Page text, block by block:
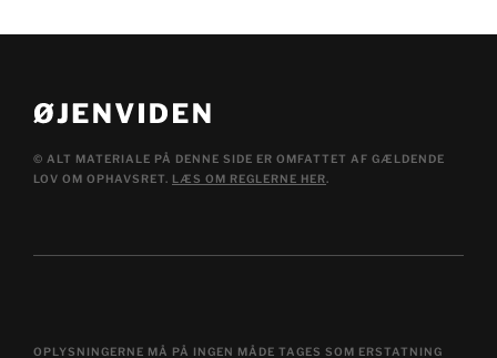
© ALT MATERIALE PÅ DENNE SIDE ER OMFATTET AF GÆLDENDE
LOV OM OPHAVSRET. LÆS OM REGLERNE HER.
OPLYSNINGERNE MÅ PÅ INGEN MÅDE TAGES SOM ERSTATNING